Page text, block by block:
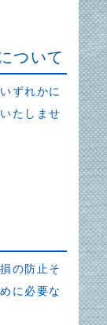
ついて
ずれかに
たしませ
の防止そ
に必要な